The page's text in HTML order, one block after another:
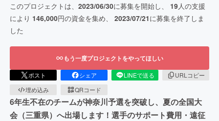
このプロジェクトは、 2023/06/30に募集を開始し、 19人の支援
により 146,000円の資金を集め、 2023/07/21に募集を終了しま
した
もう一度プロジェクトをやってほしい
ポスト シェア LINEで送る
URLコピー
埋め込み
QRコード
6年生不在のチームが神奈川予選を突破し、夏の全国大
会（三重県）へ出場します！選手のサポート費用・遠征